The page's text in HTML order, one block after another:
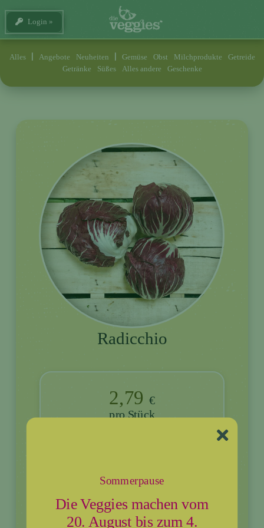
Sommerpause
Die Veggies machen vom
20. August bis zum 4.
Login
Alles Angebote Neuheiten Gemüse Obst Milchprodukte
Getreide
Getränke
Süßes Alles andere Geschenke
Radicchio
2,79 €
Stück